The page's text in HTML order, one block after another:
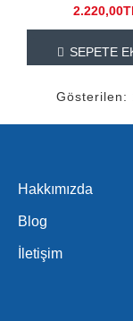
SEPETE
Gösterilen:
Hakkımızda
Blog
İletişim